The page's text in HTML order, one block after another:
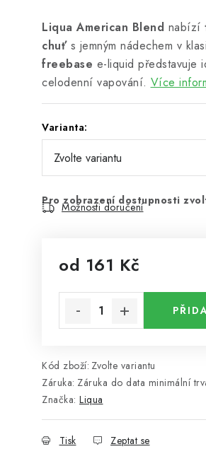
Liqua American Blend nabízí
chuťs jemným nádechem v
freebase e-liquid představuje
celodenní vapování. Více
Varianta:
Pro zobrazení dostupnosti
Možnosti doručení
od 161 Kč
Kód zboží: Zvolte variantu
Záruka: Záruka do data minimální
Značka: Liqua
Tisk Zeptat se